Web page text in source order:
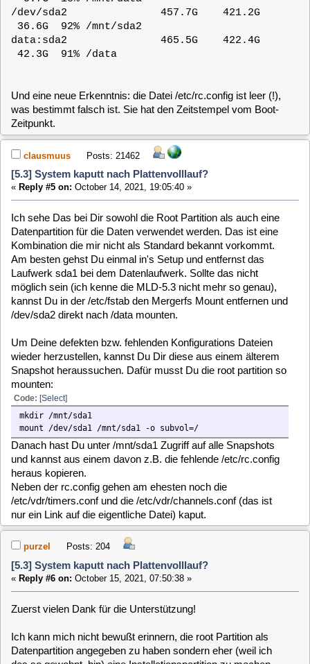
mounten:
Code:
[Select]
mkdir /mnt/sda1
Danach hast Du unter /mnt/sda1 Zugriff auf alle Snapshots
Neben der rc.config gehen am ehesten noch die
/etc/vdr/timers.conf und die /etc/vdr/channels.conf (das ist
nur ein Link auf die eigentliche Datei) kaput.
[5.3] System kaputt nach Plattenvolllauf?
«Reply #6 on:October 15, 2021, 07:50:38 »
Ich kann mich nicht bewußt erinnern, die root Partition als
Datenpartition angegeben zu haben sondern eher (weil ich
das so gewohnt bin) eine Installationspartition zu machen
(hier / auf sda1) und eine für Daten (hier /data auf sda2). Auf
"normalen" Systemen mache ich z.B. oft / auf sda1 und
/home auf sda2 - manchmal noch /var auf sda3. Vielleicht
(spekulier wild rum ...) stellt mergerfs in der 5.3 das nur so
seltsam dar?
erinnern (habe das Ding gerade nicht vor der Nase), dass
GAR KEIN Datenlaufwerk da eingetragen ist; schließlich ist
die rc.config ja nicht da bzw. leer. Oder (vielleicht wichtige
Frage): schreibt das WebIf noch eine weitere Config Datei
irgendwo hin?
In der /etc/fstab gucke ich nachher mal nach...
Die channels conf ist tatsächlich (auch) ein Problem: der
Symlink zeigt ins Leere. Wenn ich über WebIf eine
channnels.conf auswähle hat das genauso wenig Erfolg wie
das manuelle setzen (ln -s ...) des Symlinks: nach (Neu)Start
des VDR ist der Symlink wieder weg bzw. zeigt wieder ins
Leere.
Eine timers.conf ist zwar da aber leer -dassollte allerdings
kein Problem sein, die legt der VDR dynamisch selbst an
wenn er sie braucht. Keine Timer -> keine timers.conf
Dem Tipp mit den Snapshots werde ich nachher mal
nachkommen, in der Hoffnung es bringt was - denn das
KOMPLETTE zurückspielen eines Snapshot brachte ja
nichts (siehe oben).
vor ein paar Tagen keine Tastatur dran, nur eine SSH
Booten eine Art "single user mode" oder "rescue mode" zu
booten? Oder wenigstens "verbose"?